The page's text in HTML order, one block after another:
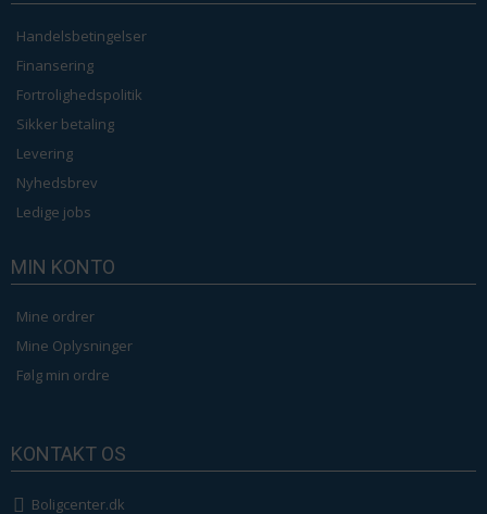
Handelsbetingelser
Finansering
Fortrolighedspolitik
Sikker betaling
Levering
Nyhedsbrev
Ledige jobs
MIN KONTO
Mine ordrer
Mine Oplysninger
Følg min ordre
KONTAKT OS
Boligcenter.dk